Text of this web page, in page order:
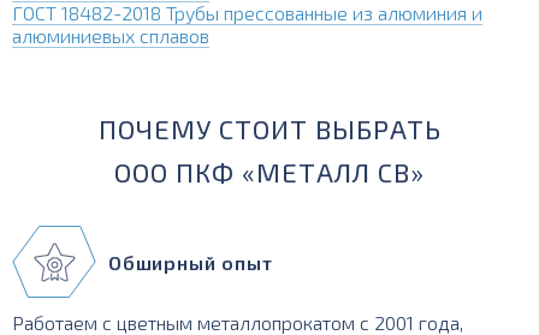
ГОСТ 18482-2018 Трубы прессованные из алюминия и
алюминиевых сплавов
ПОЧЕМУ СТОИТ ВЫБРАТЬ
ООО ПКФ «МЕТАЛЛ СВ»
Обширный опыт
Работаем с цветным металлопрокатом с 2001 года,